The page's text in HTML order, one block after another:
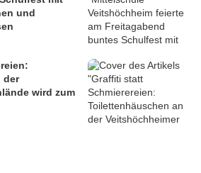
und
der
wird zum